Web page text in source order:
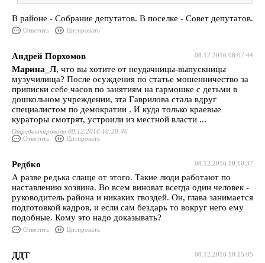
В районе - Собрание депутатов. В поселке - Совет депутатов.
Ответить Цитировать
08.12.2016 08:07:44
Андрей Порхомов
Марина_Л, что вы хотите от неудачницы-выпускницы
музучилища? После осуждения по статье мошенничество за
приписки себе часов по занятиям на гармошке с детьми в
дошкольном учреждении, эта Гаврилова стала вдруг
специалистом по демократии . И куда только краевые
кураторы смотрят, устроили из местной власти ...
Отредактировано 08.12.2016 10:20:46
Ответить
Цитировать
08.12.2016 10:10:37
Редбко
А разве редька слаще от этого. Такие люди работают по
наставлению хозяина. Во всем виноват всегда один человек -
руководитель района и никаких гвоздей. Он, глава занимается
подготовкой кадров, и если сам бездарь то вокруг него ему
подобные. Кому это надо доказывать?
Ответить Цитировать
08.12.2016 10:15:05
ДДТ